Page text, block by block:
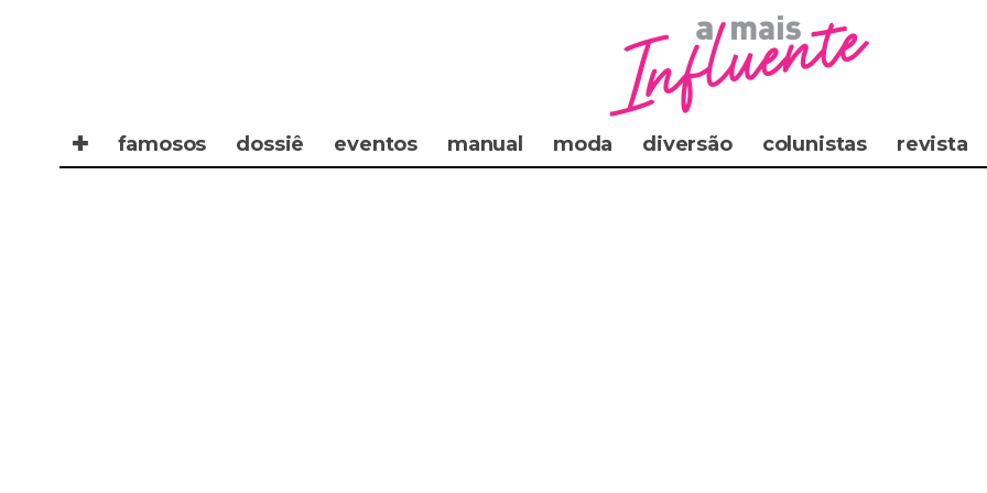
✚ famosos dossiê eventos manual moda diversão colunistas revista